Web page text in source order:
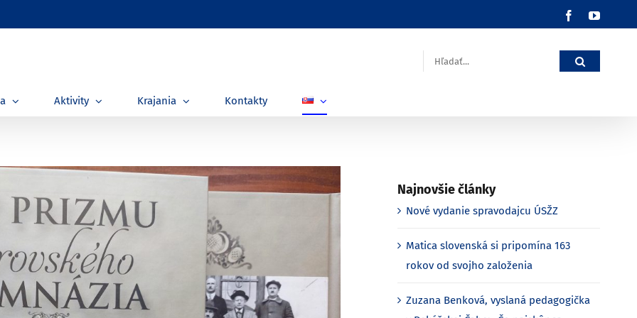
Facebook
Hľadať:
Aktivity Krajania Kontakty
Najnovšie články
Nové vydanie spravodajcu ÚSŽZ
Matica slovenská si pripomína 163
rokov od svojho založenia
Zuzana Benková, vyslaná pedagogička